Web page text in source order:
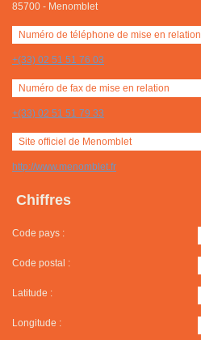
85700 - Menomblet
Numéro de téléphone de mise en relation
+(33) 02 51 51 76 03
Numéro de fax de mise en relation
+(33) 02 51 51 79 33
Site officiel de Menomblet
http://www.menomblet.fr
Chiffres
Code pays :
Code postal :
Latitude :
Longitude :